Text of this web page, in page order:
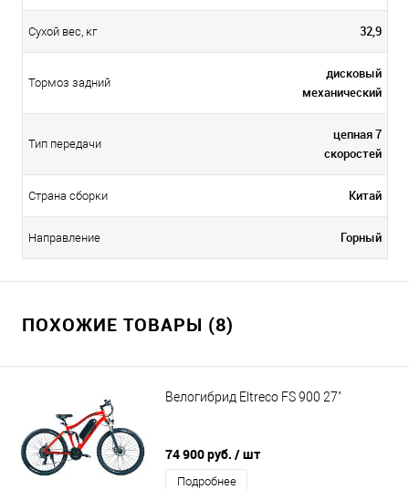
Сухой вес, кг 32,9
Тормоз задний
дисковый
механический
Тип передачи
цепная 7
скоростей
Страна сборки Китай
Направление Горный
ПОХОЖИЕ ТОВАРЫ (8)
Велогибрид Eltreco FS 900 27"
74 900 руб. / шт
Подробнее